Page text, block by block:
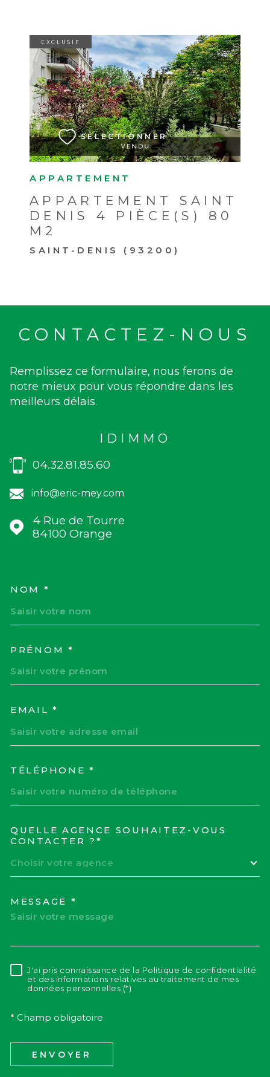
APPARTEMENT
APPARTEMENT SAINT
DENIS 4 PIÈCE(S) 80
M2
SAINT-DENIS (93200)
EXCLUSIF
SÉLECTIONNER
VOIR LE BIEN
CONTACTEZ-NOUS
Remplissez ce formulaire, nous ferons de
notre mieux pour vous répondre dans les
meilleurs délais.
IDIMMO
04.32.81.85.60
info@eric-mey.com
4 Rue de Tourre
84100
Orange
NOM *
PRÉNOM *
EMAIL *
TÉLÉPHONE *
QUELLE AGENCE SOUHAITEZ-VOUS
CONTACTER ?*
Choisir votre agence
MESSAGE *
RÈGLEMENTATION
J'ai pris connaissance de la Politique de confidentialité
et des informations relatives au traitement de mes
données personnelles (*)
* Champ obligatoire
ENVOYER